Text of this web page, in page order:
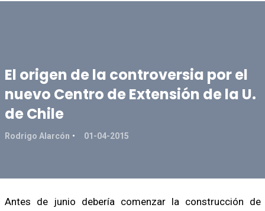
El origen de la controversia por el
nuevo Centro de Extensión de la U.
de Chile
Rodrigo Alarcón 01-04-2015
Antes de junio debería comenzar la construcción de